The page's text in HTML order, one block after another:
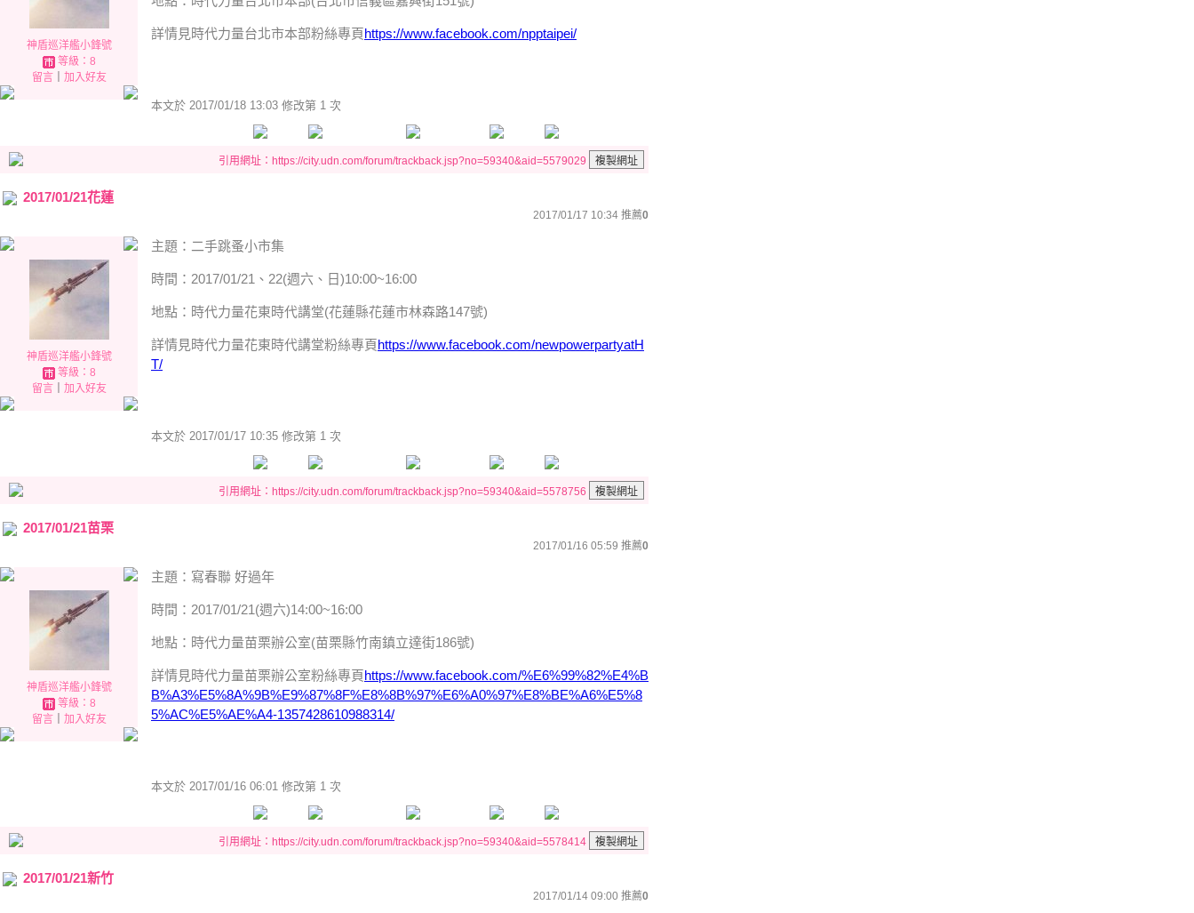
神盾巡洋艦小鋒號
等級：8
留言｜ 加入好友
詳情見時代力量台北市本部粉絲專頁https://www.facebook.com/npptaipei/
本文於 2017/01/18 13:03 修改第 1 次
引用網址：https://city.udn.com/forum/trackback.jsp?no=59340&aid=5579029
2017/01/21花蓮
2017/01/17 10:34 推薦0
神盾巡洋艦小鋒號
等級：8
留言｜ 加入好友
主題：二手跳蚤小市集
時間：2017/01/21、22(週六、日)10:00~16:00
地點：時代力量花東時代講堂(花蓮縣花蓮市林森路147號)
詳情見時代力量花東時代講堂粉絲專頁https://www.facebook.com/newpowerpartyatH
T/
本文於 2017/01/17 10:35 修改第 1 次
引用網址：https://city.udn.com/forum/trackback.jsp?no=59340&aid=5578756
2017/01/21苗栗
2017/01/16 05:59 推薦0
神盾巡洋艦小鋒號
等級：8
留言｜ 加入好友
主題：寫春聯 好過年
時間：2017/01/21(週六)14:00~16:00
地點：時代力量苗栗辦公室(苗栗縣竹南鎮立達街186號)
詳情見時代力量苗栗辦公室粉絲專頁https://www.facebook.com/%E6%99%82%E4%B
B%A3%E5%8A%9B%E9%87%8F%E8%8B%97%E6%A0%97%E8%BE%A6%E5%8
5%AC%E5%AE%A4-1357428610988314/
本文於 2017/01/16 06:01 修改第 1 次
引用網址：https://city.udn.com/forum/trackback.jsp?no=59340&aid=5578414
2017/01/21新竹
2017/01/14 09:00 推薦0